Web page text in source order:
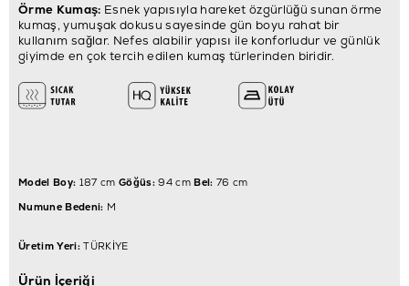
Örme Kumaş: Esnek yapısıyla hareket özgürlüğü sunan örme
kumaş, yumuşak dokusu sayesinde gün boyu rahat bir
kullanım sağlar. Nefes alabilir yapısı ile konforludur ve günlük
giyimde en çok tercih edilen kumaş türlerinden biridir.
Model Boy: 187 cm Göğüs:94 cmBel: 76 cm
Numune Bedeni: M
Üretim Yeri:TÜRKİYE
Ürün İçeriği